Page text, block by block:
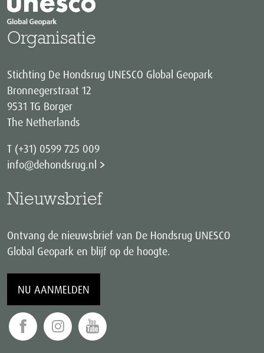
Organisatie
Stichting De Hondsrug UNESCO Global Geopark
Bronnegerstraat 12
9531 TG Borger
The Netherlands
T (+31) 0599 725 009
info@dehondsrug.nl
Nieuwsbrief
Ontvang de nieuwsbrief van De Hondsrug UNESCO
Global Geopark en blijf op de hoogte.
NU AANMELDEN